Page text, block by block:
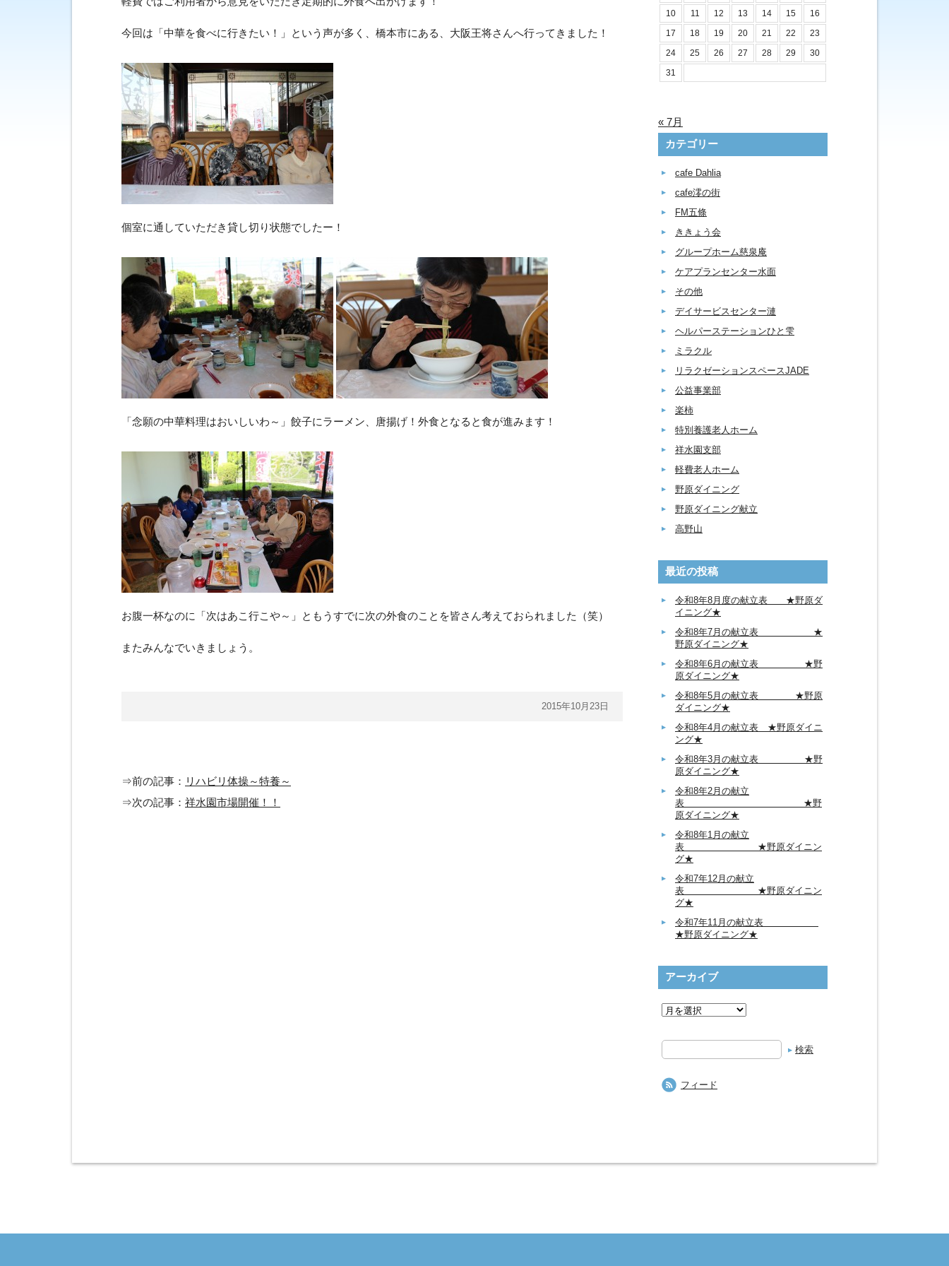
今回は「中華を食べに行きたい！」という声が多く、橋本市にある、大阪王将さんへ行ってきました！
個室に通していただき貸し切り状態でしたー！
「念願の中華料理はおいしいわ～」餃子にラーメン、唐揚げ！外食となると食が進みます！
お腹一杯なのに「次はあこ行こや～」ともうすでに次の外食のことを皆さん考えておられました（笑）
またみんなでいきましょう。
2015年10月23日
⇒前の記事： リハビリ体操～特養～
⇒次の記事： 祥水園市場開催！！
10 11 12 13 14 15
16
17
18 19 20 21 22
23
24
25 26 27 28 29
30
31
« 7月
カテゴリー
cafe Dahlia
cafe澪の街
FM五條
ききょう会
グループホーム慈泉庵
ケアプランセンター水面
その他
デイサービスセンター漣
ヘルパーステーションひと雫
ミラクル
リラクゼーションスペースJADE
公益事業部
楽柿
特別養護老人ホーム
祥水園支部
軽費老人ホーム
野原ダイニング
野原ダイニング献立
高野山
最近の投稿
令和8年8月度の献立表 ★野原ダ
イニング★
令和8年7月の献立表 ★
野原ダイニング★
令和8年6月の献立表 ★野
原ダイニング★
令和8年5月の献立表 ★野原
ダイニング★
令和8年4月の献立表 ★野原ダイニ
ング★
令和8年3月の献立表 ★野
原ダイニング★
令和8年2月の献立
表 ★野
原ダイニング★
令和8年1月の献立
表 ★野原ダイニン
グ★
令和7年12月の献立
表 ★野原ダイニン
グ★
令和7年11月の献立表
★野原ダイニング★
アーカイブ
索
フィード